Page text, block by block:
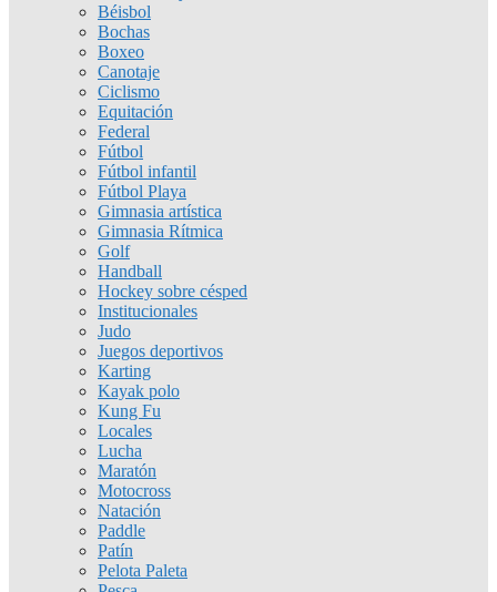
Béisbol
Bochas
Boxeo
Canotaje
Ciclismo
Equitación
Federal
Fútbol
Fútbol infantil
Fútbol Playa
Gimnasia artística
Gimnasia Rítmica
Golf
Handball
Hockey sobre césped
Institucionales
Judo
Juegos deportivos
Karting
Kayak polo
Kung Fu
Locales
Lucha
Maratón
Motocross
Natación
Paddle
Patín
Pelota Paleta